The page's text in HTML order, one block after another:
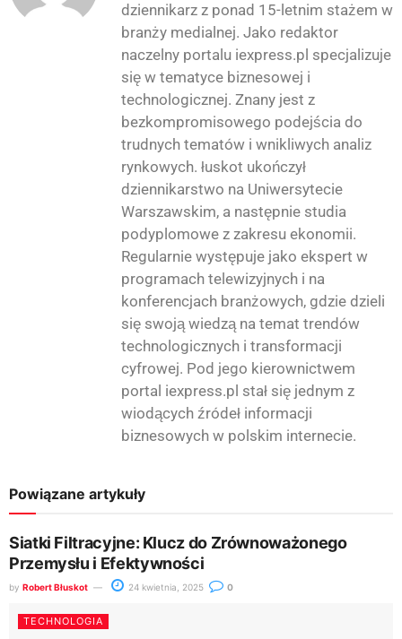
dziennikarz z ponad 15-letnim stażem w
branży medialnej. Jako redaktor
naczelny portalu iexpress.pl specjalizuje
się w tematyce biznesowej i
technologicznej. Znany jest z
bezkompromisowego podejścia do
trudnych tematów i wnikliwych analiz
rynkowych. łuskot ukończył
dziennikarstwo na Uniwersytecie
Warszawskim, a następnie studia
podyplomowe z zakresu ekonomii.
Regularnie występuje jako ekspert w
programach telewizyjnych i na
konferencjach branżowych, gdzie dzieli
się swoją wiedzą na temat trendów
technologicznych i transformacji
cyfrowej. Pod jego kierownictwem
portal iexpress.pl stał się jednym z
wiodących źródeł informacji
biznesowych w polskim internecie.
Powiązane artykuły
Siatki Filtracyjne: Klucz do Zrównoważonego
Przemysłu i Efektywności
by Robert Błuskot 24 kwietnia, 2025 0
TECHNOLOGIA